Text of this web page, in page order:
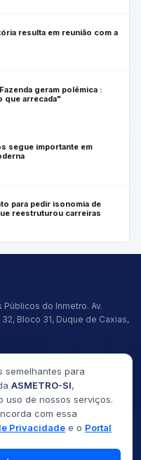
resulta em reunião com a
geram polêmica :
que arrecada"
segue importante em
para pedir isonomia de
reestruturou carreiras
Públicos do Inmetro. Av.
Bloco 31, Duque de Caxias,
semelhantes para
ASMETRO-SI,
uso de nossos serviços.
com essa
Privacidade e o Portal